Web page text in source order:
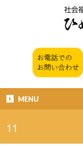
MENU
11